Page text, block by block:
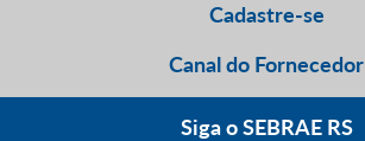
Cadastre-se
Canal do Fornecedor
Siga o SEBRAE RS